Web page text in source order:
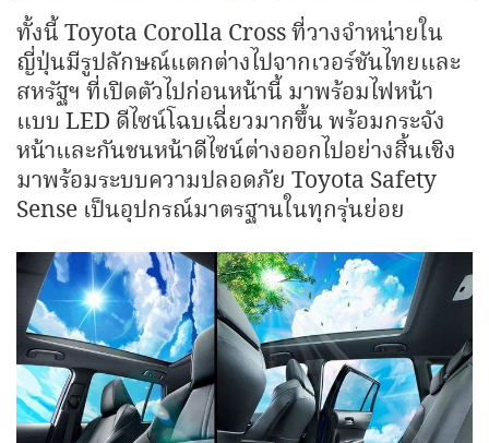
ทั้งนี้ Toyota Corolla Cross ที่วางจำหน่ายใน
ญี่ปุ่นมีรูปลักษณ์แตกต่างไปจากเวอร์ชันไทยและ
สหรัฐฯ ที่เปิดตัวไปก่อนหน้านี้ มาพร้อมไฟหน้า
แบบ LED ดีไซน์โฉบเฉี่ยวมากขึ้น พร้อมกระจัง
หน้าและกันชนหน้าดีไซน์ต่างออกไปอย่างสิ้นเชิง
มาพร้อมระบบความปลอดภัย Toyota Safety
Sense เป็นอุปกรณ์มาตรฐานในทุกรุ่นย่อย